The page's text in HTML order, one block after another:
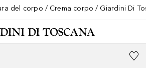
del corpo Crema corpo Giardini Di